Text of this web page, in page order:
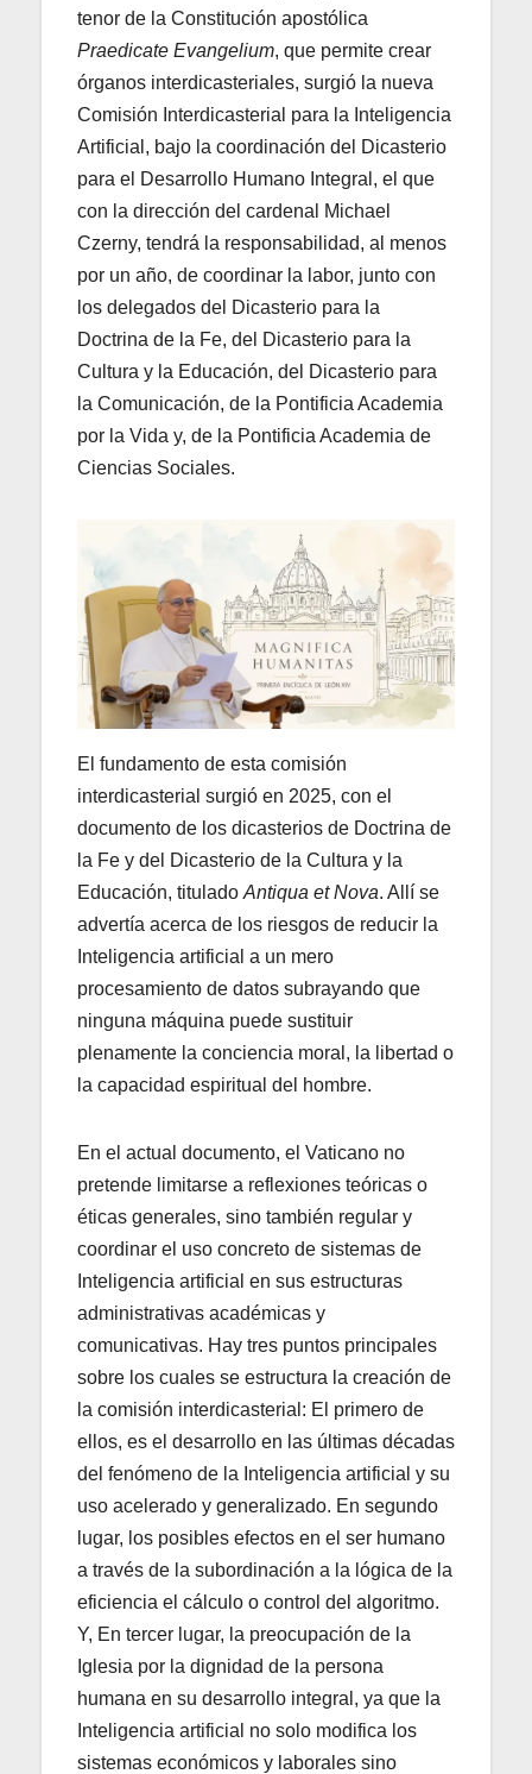
tenor de la Constitución apostólica
Praedicate Evangelium, que permite crear
órganos interdicasteriales, surgió la nueva
Comisión Interdicasterial para la Inteligencia
Artificial, bajo la coordinación del Dicasterio
para el Desarrollo Humano Integral, el que
con la dirección del cardenal Michael
Czerny, tendrá la responsabilidad, al menos
por un año, de coordinar la labor, junto con
los delegados del Dicasterio para la
Doctrina de la Fe, del Dicasterio para la
Cultura y la Educación, del Dicasterio para
la Comunicación, de la Pontificia Academia
por la Vida y, de la Pontificia Academia de
Ciencias Sociales.
El fundamento de esta comisión
interdicasterial surgió en 2025, con el
documento de los dicasterios de Doctrina de
la Fe y del Dicasterio de la Cultura y la
Educación, titulado Antiqua et Nova. Allí se
advertía acerca de los riesgos de reducir la
Inteligencia artificial a un mero
procesamiento de datos subrayando que
ninguna máquina puede sustituir
plenamente la conciencia moral, la libertad o
la capacidad espiritual del hombre.
En el actual documento, el Vaticano no
pretende limitarse a reflexiones teóricas o
éticas generales, sino también regular y
coordinar el uso concreto de sistemas de
Inteligencia artificial en sus estructuras
administrativas académicas y
comunicativas. Hay tres puntos principales
sobre los cuales se estructura la creación de
la comisión interdicasterial: El primero de
ellos, es el desarrollo en las últimas décadas
del fenómeno de la Inteligencia artificial y su
uso acelerado y generalizado. En segundo
lugar, los posibles efectos en el ser humano
a través de la subordinación a la lógica de la
eficiencia el cálculo o control del algoritmo.
Y, En tercer lugar, la preocupación de la
Iglesia por la dignidad de la persona
humana en su desarrollo integral, ya que la
Inteligencia artificial no solo modifica los
sistemas económicos y laborales sino